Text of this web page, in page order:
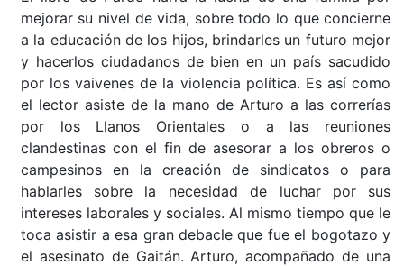
mejorar su nivel de vida, sobre todo lo que concierne
a la educación de los hijos, brindarles un futuro mejor
y hacerlos ciudadanos de bien en un país sacudido
por los vaivenes de la violencia política. Es así como
el lector asiste de la mano de Arturo a las correrías
por los Llanos Orientales o a las reuniones
clandestinas con el fin de asesorar a los obreros o
campesinos en la creación de sindicatos o para
hablarles sobre la necesidad de luchar por sus
intereses laborales y sociales. Al mismo tiempo que le
toca asistir a esa gran debacle que fue el bogotazo y
el asesinato de Gaitán. Arturo, acompañado de una